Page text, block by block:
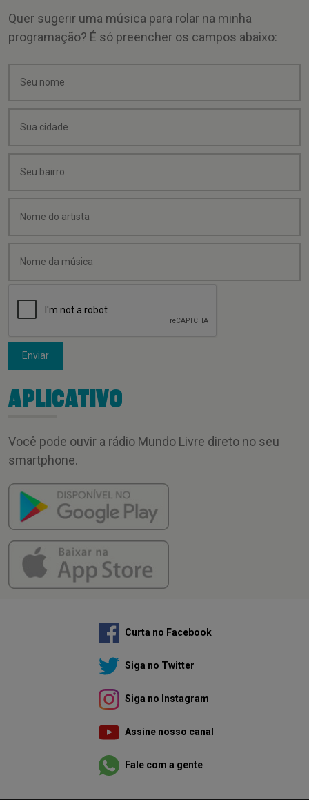
Quer sugerir uma música para rolar na minha
programação? É só preencher os campos abaixo:
Enviar
APLICATIVO
Você pode ouvir a rádio Mundo Livre direto no seu
smartphone.
Curta no Facebook
Siga no Twitter
Siga no Instagram
Assine nosso canal
Fale com a gente